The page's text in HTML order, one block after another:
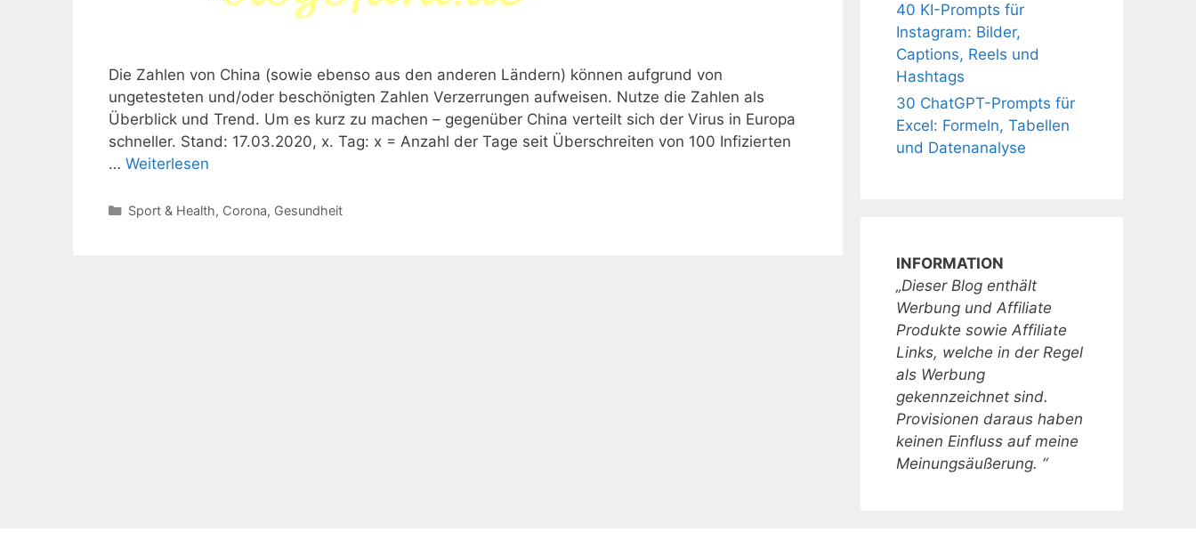
Die Zahlen von China (sowie ebenso aus den anderen Ländern) können aufgrund von
ungetesteten und/oder beschönigten Zahlen Verzerrungen aufweisen. Nutze die Zahlen als
Überblick und Trend. Um es kurz zu machen – gegenüber China verteilt sich der Virus in Europa
schneller. Stand: 17.03.2020, x. Tag: x = Anzahl der Tage seit Überschreiten von 100 Infizierten
… Weiterlesen
Kategorien
Sport & Health, Corona, Gesundheit
40 KI-Prompts für
Instagram: Bilder,
Captions, Reels und
Hashtags
30 ChatGPT-Prompts für
Excel: Formeln, Tabellen
und Datenanalyse
INFORMATION
„Dieser Blog enthält
Werbung und Affiliate
Produkte sowie Affiliate
Links, welche in der Regel
als Werbung
gekennzeichnet sind.
Provisionen daraus haben
keinen Einfluss auf meine
Meinungsäußerung. “